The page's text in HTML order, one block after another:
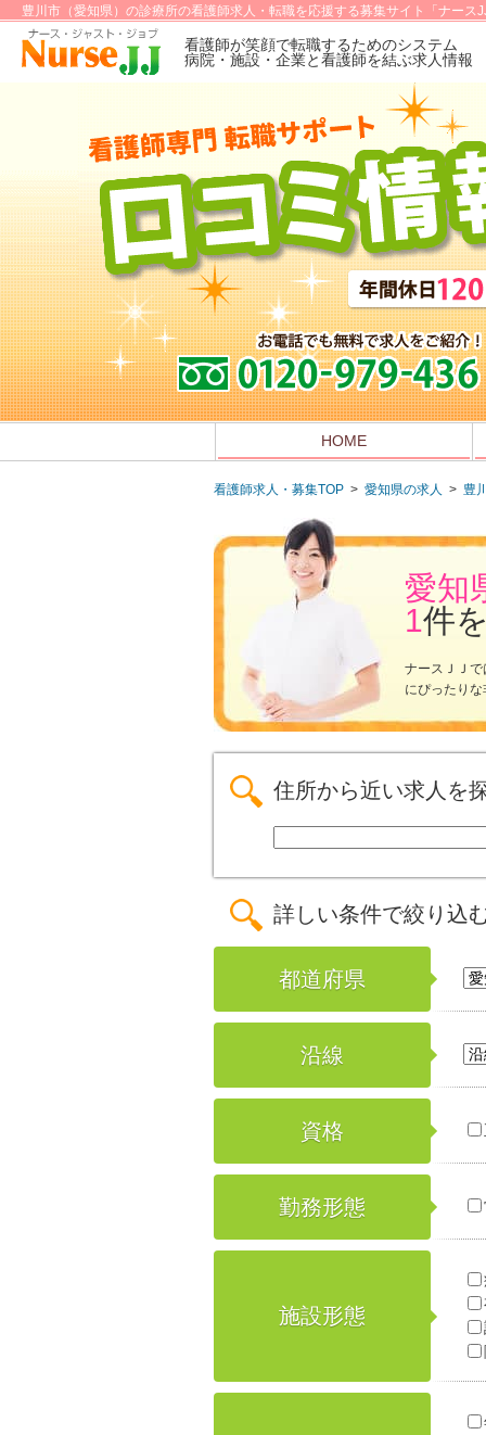
豊川市（愛知県）の診療所の看護師求人・転職を応援する募集サイト「ナース
看護師が笑顔で転職するためのシステム
病院・施設・企業と看護師を結ぶ求人情報
HOME
看護師求人・募集TOP > 愛知県の求人 > 豊
愛知
1件
ナースＪＪ
にぴったり
住所から近い求人を
詳しい条件で絞り込
都道府県
沿線
資格
勤務形態
施設形態